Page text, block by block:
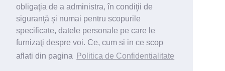
obligaţia de a administra, în condiţii de
siguranţă şi numai pentru scopurile
specificate, datele personale pe care le
furnizaţi despre voi. Ce, cum si in ce scop
aflati din pagina
Politica de Confidentialitate